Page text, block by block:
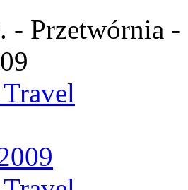
- Przetwórnia